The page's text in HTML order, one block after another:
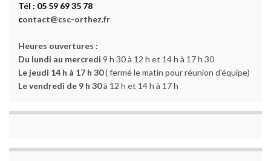
Tél : 05 59 69 35 78
contact@csc-orthez.fr
Heures ouvertures :
Du lundi au mercredi 9 h 30 à 12 h et 14 h à 17 h 30
Le jeudi 14 h à 17 h 30( fermé le matin pour réunion d'équipe)
Le vendredi de 9 h 30à 12 h et 14 h à 17 h